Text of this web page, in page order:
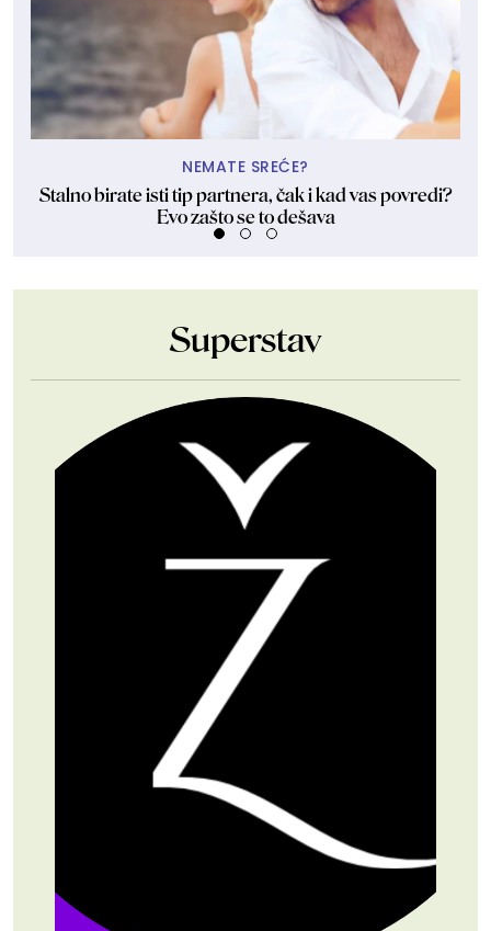
NEMATE SREĆE?
Stalno birate isti tip partnera, čak i kad vas povredi?
Evo zašto se to dešava
Superstav